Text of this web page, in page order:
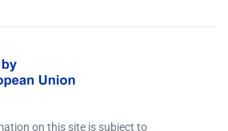
on this site is subject to